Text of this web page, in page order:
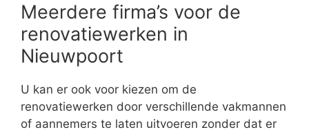
Meerdere firma’s voor de
renovatiewerken in
Nieuwpoort
U kan er ook voor kiezen om de
renovatiewerken door verschillende vakmannen
of aannemers te laten uitvoeren zonder dat er